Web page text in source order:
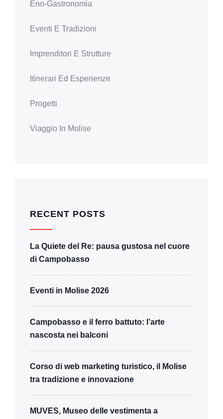
Eno-Gastronomia
Eventi E Tradizioni
Imprenditori E Strutture
Itinerari Ed Esperienze
Progetti
Viaggio In Molise
RECENT POSTS
La Quiete del Re: pausa gustosa nel cuore
di Campobasso
Eventi in Molise 2026
Campobasso e il ferro battuto: l’arte
nascosta nei balconi
Corso di web marketing turistico, il Molise
tra tradizione e innovazione
MUVES, Museo delle vestimenta a